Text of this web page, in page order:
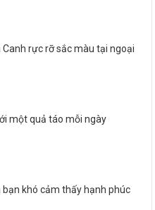
Canh rực rỡ sắc màu tại ngoại
một quả táo mỗi ngày
bạn khó cảm thấy hạnh phúc